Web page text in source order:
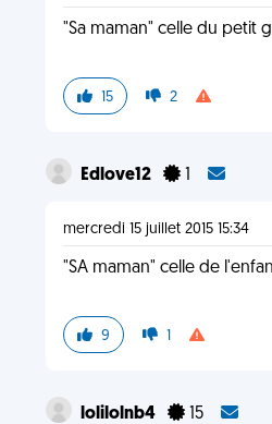
"Sa maman" celle du petit
15 2
Edlove12 1
mercredi 15 juillet 2015 15:34
"SA maman" celle de
9 1
lolilolnb4 15